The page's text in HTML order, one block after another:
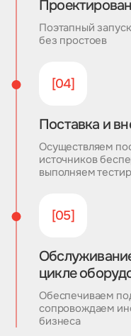
Поэтапный
без простоев
[04]
Поставка и
Осуществляем
источников
выполняем
[05]
цикле
Обеспечиваем
сопровождаем
бизнеса